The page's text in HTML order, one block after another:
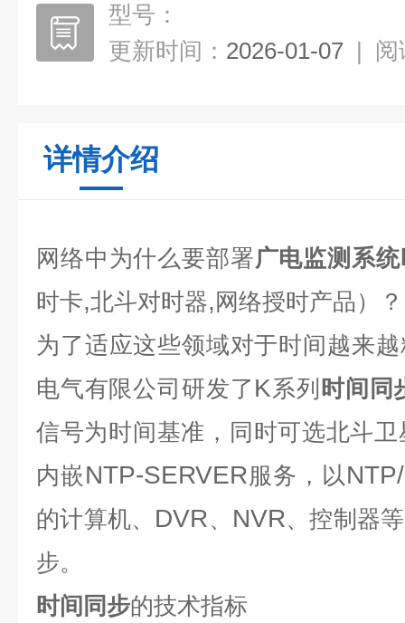
型号：
更新时间： 2026-01-07 | 阅
详情介绍
网络中为什么要部署广电监测系
时卡,北斗对时器, 网络授时产品）？
为了适应这些领域对于时间越来
电气有限公司研发了 K系列 时间同
信号为时间基准，同时可选北斗卫
内嵌NTP-SERVER服务，以
的计算机、 DVR 、 NVR、控制器
步。
时间同步的技术指标